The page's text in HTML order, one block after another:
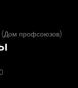
(Дом профсоюзов)